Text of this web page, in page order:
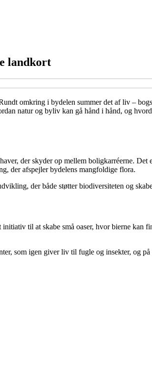
landkort
omkring i bydelen summer det af liv –
natur og byliv kan gå hånd i hånd, og
der skyder op mellem boligkarréerne.
der afspejler bydelens mangfoldige flora.
der både støtter biodiversiteten og
til at skabe små oaser, hvor bierne kan
som igen giver liv til fugle og insekter, og